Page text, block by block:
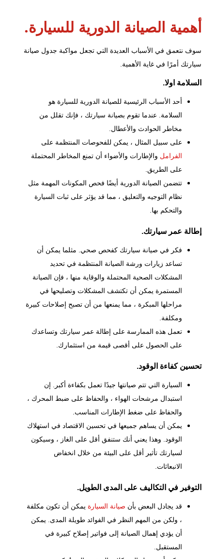
أهمية الصيانة الدورية للسيارة.
سوف نتعمق في الأسباب العديدة التي تجعل مواكبة جدول صيانة
سيارتك أمرًا في غاية الأهمية.
السلامة اولا.
أحد الأسباب الرئيسية للصيانة الدورية للسيارة هو
السلامة. عندما تقوم بصيانة سيارتك ، فإنك تقلل من
مخاطر الحوادث والأعطال.
على سبيل المثال ، يمكن للفحوصات المنتظمة على
الفرامل والإطارات والأضواء أن تمنع المخاطر المحتملة
على الطريق.
تتضمن الصيانة الدورية أيضًا فحص المكونات المهمة مثل
نظام التوجيه والتعليق ، مما قد يؤثر على ثبات السيارة
والتحكم بها.
إطالة عمر سيارتك.
فكر في صيانة سيارتك كفحص صحي. مثلما يمكن أن
تساعد زيارات ورشة الصيانة المنتظمة في تحديد
المشكلات الصحية المحتملة والوقاية منها ، فإن الصيانة
المستمرة يمكن أن تكتشف المشكلات وتصليحها في
مراحلها المبكرة ، مما يمنعها من أن تصبح إصلاحات كبيرة
ومكلفة.
تعمل هذه الممارسة على إطالة عمر سيارتك وتساعدك
على الحصول على أقصى قيمة من استثمارك.
تحسين كفاءة الوقود.
السيارة التي تتم صيانتها جيدًا تعمل بكفاءة أكبر. إن
استبدال مرشحات الهواء ، والحفاظ على ضبط المحرك ،
والحفاظ على ضغط الإطارات المناسب.
يمكن أن يساهم جميعها في تحسين الاقتصاد في استهلاك
الوقود. وهذا يعني أنك ستنفق أقل على الغاز ، وسيكون
لسيارتك تأثير أقل على البيئة من خلال انخفاض
الانبعاثات.
التوفير في التكاليف على المدى الطويل.
قد يجادل البعض بأن صيانة السيارة يمكن أن تكون مكلفة
، ولكن من المهم النظر في الفوائد طويلة المدى. يمكن
أن يؤدي إهمال الصيانة إلى فواتير إصلاح كبيرة في
المستقبل.